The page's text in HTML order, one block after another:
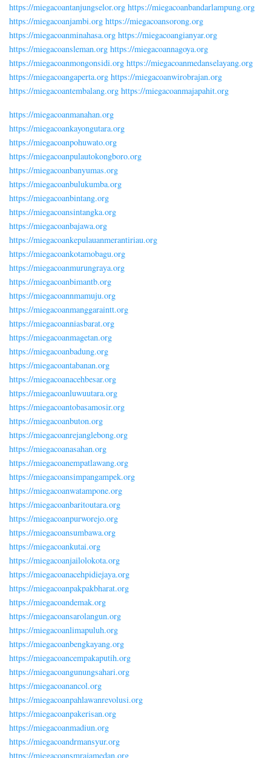
https://miegacoantanjungselor.org https://miegacoanbandarlampung.org
https://miegacoanjambi.org https://miegacoansorong.org
https://miegacoanminahasa.org https://miegacoangianyar.org
https://miegacoansleman.org https://miegacoannagoya.org
https://miegacoanmongonsidi.org https://miegacoanmedanselayang.org
https://miegacoangaperta.org https://miegacoanwirobrajan.org
https://miegacoantembalang.org https://miegacoanmajapahit.org
https://miegacoanmanahan.org
https://miegacoankayongutara.org
https://miegacoanpohuwato.org
https://miegacoanpulautokongboro.org
https://miegacoanbanyumas.org
https://miegacoanbulukumba.org
https://miegacoanbintang.org
https://miegacoansintangka.org
https://miegacoanbajawa.org
https://miegacoankepulauanmerantiriau.org
https://miegacoankotamobagu.org
https://miegacoanmurungraya.org
https://miegacoanbimantb.org
https://miegacoannmamuju.org
https://miegacoanmanggaraintt.org
https://miegacoanniasbarat.org
https://miegacoanmagetan.org
https://miegacoanbadung.org
https://miegacoantabanan.org
https://miegacoanacehbesar.org
https://miegacoanluwuutara.org
https://miegacoantobasamosir.org
https://miegacoanbuton.org
https://miegacoanrejanglebong.org
https://miegacoanasahan.org
https://miegacoanempatlawang.org
https://miegacoansimpangampek.org
https://miegacoanwatampone.org
https://miegacoanbaritoutara.org
https://miegacoanpurworejo.org
https://miegacoansumbawa.org
https://miegacoankutai.org
https://miegacoanjailolokota.org
https://miegacoanacehpidiejaya.org
https://miegacoanpakpakbharat.org
https://miegacoandemak.org
https://miegacoansarolangun.org
https://miegacoanlimapuluh.org
https://miegacoanbengkayang.org
https://miegacoancempakaputih.org
https://miegacoangunungsahari.org
https://miegacoanancol.org
https://miegacoanpahlawanrevolusi.org
https://miegacoanpakerisan.org
https://miegacoanmadiun.org
https://miegacoandrmansyur.org
https://miegacoansmrajamedan.org